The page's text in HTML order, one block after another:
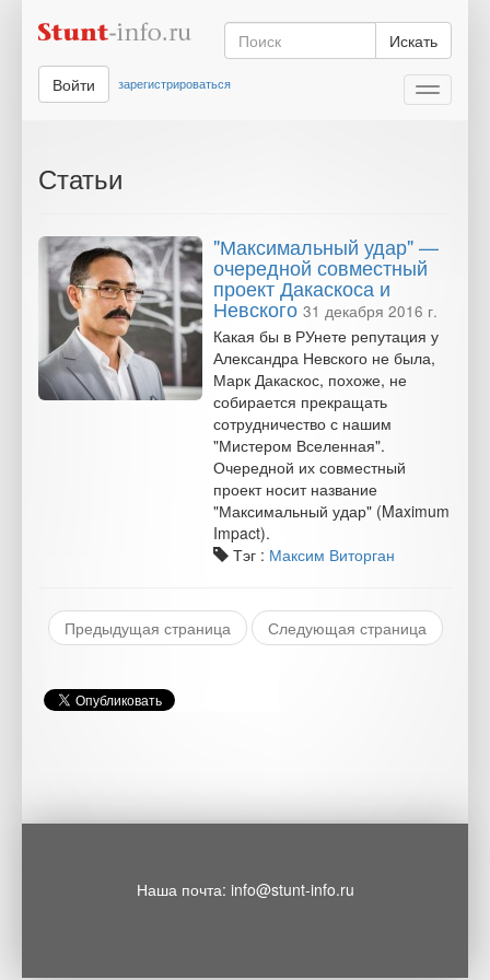
Искать
Toggle
Войти зарегистрироваться
Статьи
"Максимальный удар" —
очередной совместный
проект Дакаскоса и
Невского 31 декабря 2016 г.
Какая бы в РУнете репутация у
Александра Невского не была,
Марк Дакаскос, похоже, не
собирается прекращать
сотрудничество с нашим
"Мистером Вселенная".
Очередной их совместный
проект носит название
"Максимальный удар" (Maximum
Impact).
Тэг : Максим Виторган
Предыдущая страница Следующая страница
Наша почта: info@stunt-info.ru